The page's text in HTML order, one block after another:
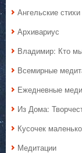
Ангельские
Архивариус
Владимир: Кто
Всемирные
Ежедневные
Из Дома:
Кусочек
Медитации